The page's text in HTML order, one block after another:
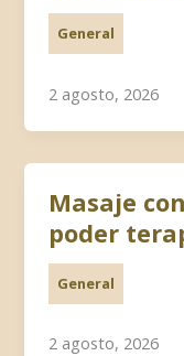
General
2 agosto, 2026
Masaje
poder
General
2 agosto, 2026